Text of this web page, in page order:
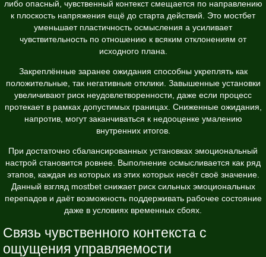
либо опасный, чувственный контекст смещается по направлению
к плоскость напряжения ещё до стартa действий. Это мостбет
уменьшает пластичность осмысления а усиливает
чувствительность по отношению к всяким отклонениям от
исходного плана.
Закреплённые заранее ожидания способны укреплять как
положительные, так негативные отклики. Завышенные установки
увеличивают риск неудовлетворенности, даже если процесс
протекает в рамках допустимых границах. Сниженные ожидания,
напротив, могут заканчиваться к недооценке умалению
внутренних итогов.
При достаточно сбалансированных установках эмоциональный
настрой становится ровнее. Выполнение осмысливается как ряд
этапов, каждая из которых из этих которых несёт своё значение.
Данный взгляд mostbet снижает риск сильных эмоциональных
перепадов и даёт возможность поддерживать рабочее состояние
даже в условиях временных сбоях.
Связь чувственного контекста с
ощущения управляемости